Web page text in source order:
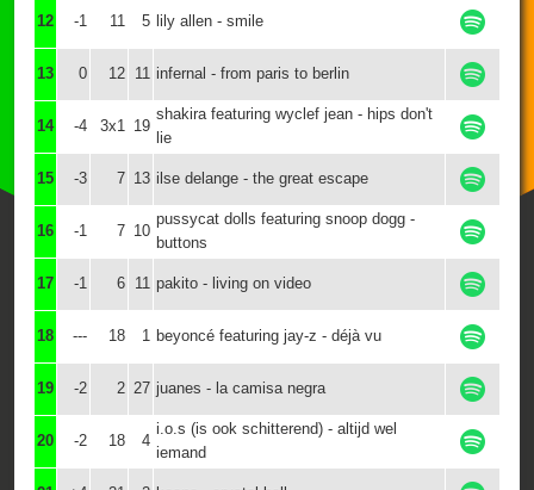
12 -1 11 5 lily allen - smile
13 0 12 11 infernal - from paris to berlin
14 -4 3x1 19
shakira featuring wyclef jean - hips don't
lie
15 -3 7 13 ilse delange - the great escape
16 -1 7 10
pussycat dolls featuring snoop dogg -
buttons
17 -1 6 11 pakito - living on video
18 --- 18 1 beyoncé featuring jay-z - déjà vu
19 -2 2 27 juanes - la camisa negra
20 -2 18 4
i.o.s (is ook schitterend) - altijd wel
iemand